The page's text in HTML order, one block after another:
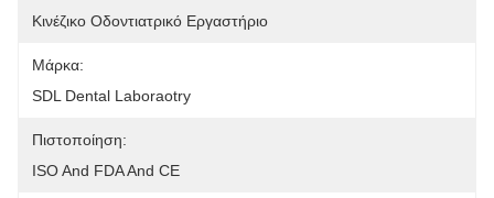
Κινέζικο Οδοντιατρικό Εργαστήριο
Μάρκα:
SDL Dental Laboraotry
Πιστοποίηση:
ISO And FDA And CE